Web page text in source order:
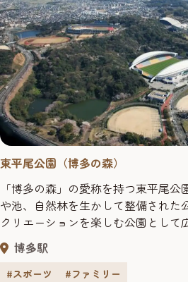
東平尾公園（博多の森）
「博多の森」の愛称を持つ東平尾
や池、自然林を生かして整備された
クリエーションを楽しむ公園として
ます。 約90ヘクタールにもおよぶ広
が気軽にスポーツに親しむことがで
ツ施設が充実している。なかでも博
博多駅
#スポーツ #ファミリー